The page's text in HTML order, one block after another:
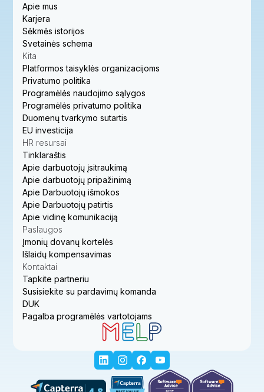
Apie mus
Karjera
Sėkmės istorijos
Svetainės schema
Kita
Platformos taisyklės organizacijoms
Privatumo politika
Programėlės naudojimo sąlygos
Programėlės privatumo politika
Duomenų tvarkymo sutartis
EU investicija
HR resursai
Tinklaraštis
Apie darbuotojų įsitraukimą
Apie darbuotojų pripažinimą
Apie Darbuotojų išmokos
Apie Darbuotojų patirtis
Apie vidinę komunikaciją
Paslaugos
Įmonių dovanų kortelės
Išlaidų kompensavimas
Kontaktai
Tapkite partneriu
Susisiekite su pardavimų komanda
DUK
Pagalba programėlės vartotojams